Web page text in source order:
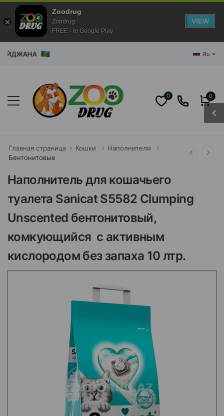
Ru
0 0
Главная страница Кошки
Наполнители
Бентонитовые
Наполнитель для кошачьего
туалета Sanicat S5582 Clumping
Unscented бентонитовый,
комкующийся с активным
кислородом без запаха 10 лтр.
Zoodrug
Zoodrug
FREE - In Google Play
VIEW